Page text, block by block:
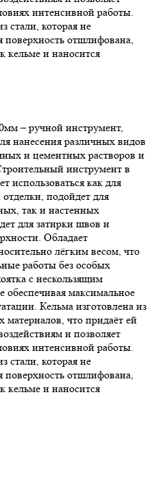
интенсивной работы.
стали, которая не
поверхность отшлифована,
кельме и наносится
– ручной инструмент,
нанесения различных видов
и цементных растворов и
инструмент в
использоваться как для
подойдет для
так и настенных
для затирки швов и
Обладает
лёгким весом, что
работы без особых
с нескользящим
максимальное
Кельма изготовлена из
что придаёт ей
и позволяет
интенсивной работы.
стали, которая не
поверхность отшлифована,
кельме и наносится